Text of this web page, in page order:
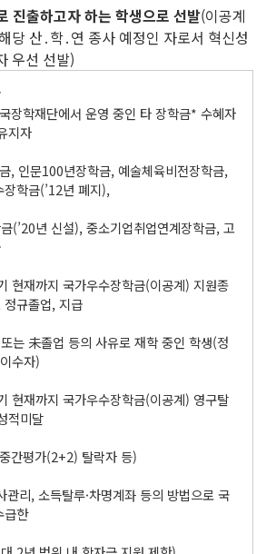
진출하고자 하는 학생으로 선발(이공계
당 산․학․연 종사 예정인 자로서 혁신성
우선 선발)
장학재단에서 운영 중인 타 장학금* 수혜자
지자
, 인문100년장학금, 예술체육비전장학금,
학금(’12년 폐지),
(’20년 신설), 중소기업취업연계장학금, 고
현재까지 국가우수장학금(이공계) 지원종
규졸업, 지급
는 未졸업 등의 사유로 재학 중인 학생(정
수자)
현재까지 국가우수장학금(이공계) 영구탈
적미달
간평가(2+2) 탈락자 등)
관리, 소득탈루·차명계좌 등의 방법으로 국
급한